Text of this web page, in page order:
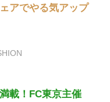
アでやる気アップ
載！FC東京主催